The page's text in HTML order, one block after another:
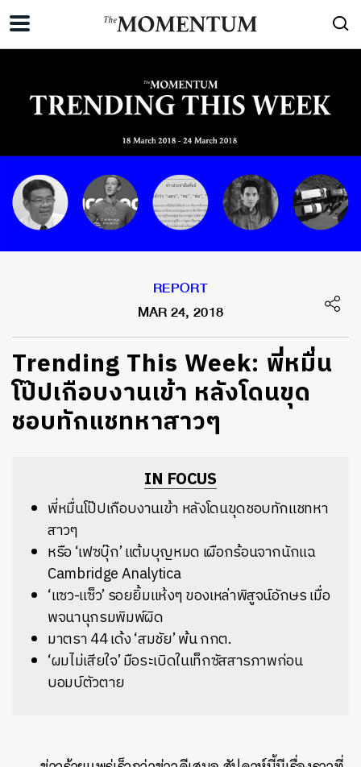
REPORT
MAR 24, 2018
Trending This Week: พี่หมื่น
โป๊ปเกือบงานเข้า หลังโดนขุด
ชอบทักแชทหาสาวๆ
IN FOCUS
พี่หมื่นโป๊ปเกือบงานเข้า หลังโดนขุดชอบทักแชทหา
สาวๆ
หรือ ‘เฟซบุ๊ก’ แต้มบุญหมด เผือกร้อนจากนักแฉ
Cambridge Analytica
‘แซว-แซ็ว’ รอยยิ้มแห้งๆ ของเหล่าพิสูจน์อักษร เมื่อ
พจนานุกรมพิมพ์ผิด
มาตรา 44 เด้ง ‘สมชัย’ พ้น กกต.
‘ผมไม่เสียใจ’ มือระเบิดในเท็กซัสสารภาพก่อน
บอมบ์ตัวตาย